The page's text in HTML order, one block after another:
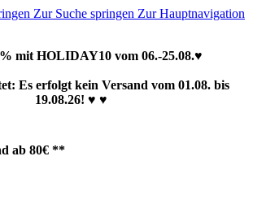
Zur Suche springen Zur Hauptnavigation
mit HOLIDAY10 vom 06.-25.08.♥
Es erfolgt kein Versand vom 01.08. bis
19.08.26! ♥ ♥
ab 80€ **